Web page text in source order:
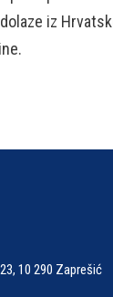
iz
10 290 Zaprešić